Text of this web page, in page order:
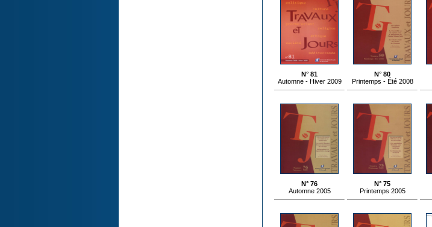
N° 81
Automne - Hiver 2009
N° 80
Printemps - Été 2008
N° 76
Automne 2005
N° 75
Printemps 2005